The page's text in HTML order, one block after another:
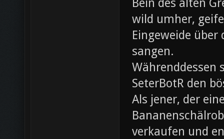
Bein des alten
wild umher,
Eingeweide
sangen.
Währenddessen
SeterBotR den
Als jener, der
verkaufen und